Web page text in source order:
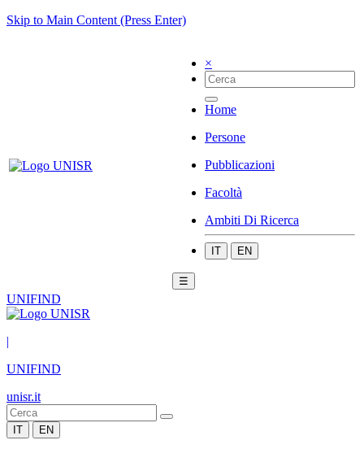
Skip to Main Content (Press Enter)
×
Home
Persone
Pubblicazioni
Facoltà
Ambiti Di Ricerca
IT EN
☰
UNIFIND
|
UNIFIND
unisr.it
IT EN